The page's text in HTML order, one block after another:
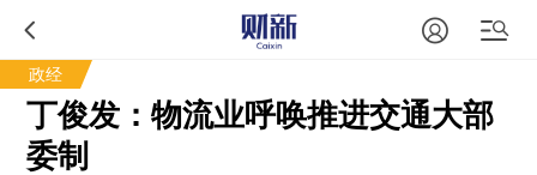
政经
丁俊发：物流业呼唤推进交通大部
委制